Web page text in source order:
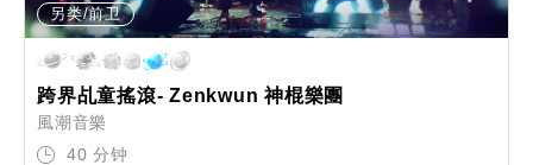
另类/前卫
跨界乩童搖滾- Zenkwun 神棍樂團
風潮音樂
40 分钟